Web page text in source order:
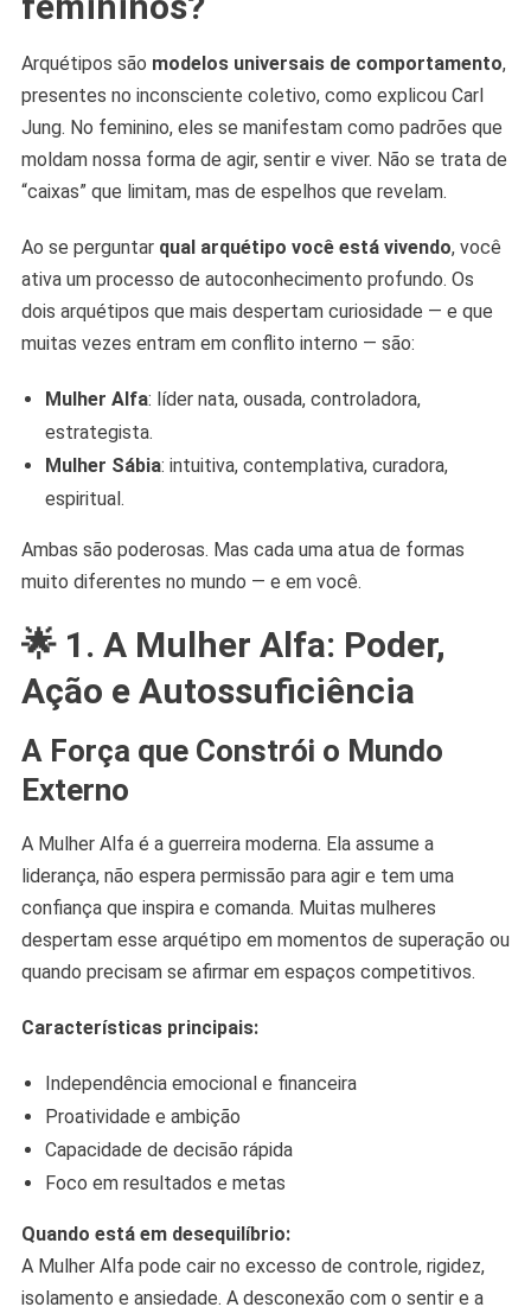
Arquétipos são modelos universais de comportamento,
presentes no inconsciente coletivo, como explicou Carl
Jung. No feminino, eles se manifestam como padrões que
moldam nossa forma de agir, sentir e viver. Não se trata de
“caixas” que limitam, mas de espelhos que revelam.
Ao se perguntar qual arquétipo você está vivendo, você
ativa um processo de autoconhecimento profundo. Os
dois arquétipos que mais despertam curiosidade — e que
muitas vezes entram em conflito interno — são:
Mulher Alfa: líder nata, ousada, controladora,
estrategista.
Mulher Sábia: intuitiva, contemplativa, curadora,
espiritual.
Ambas são poderosas. Mas cada uma atua de formas
muito diferentes no mundo — e em você.
🌟 1. A Mulher Alfa: Poder,
Ação e Autossuficiência
A Força que Constrói o Mundo
Externo
A Mulher Alfa é a guerreira moderna. Ela assume a
liderança, não espera permissão para agir e tem uma
confiança que inspira e comanda. Muitas mulheres
despertam esse arquétipo em momentos de superação ou
quando precisam se afirmar em espaços competitivos.
Características principais:
Independência emocional e financeira
Proatividade e ambição
Capacidade de decisão rápida
Foco em resultados e metas
Quando está em desequilíbrio:
A Mulher Alfa pode cair no excesso de controle, rigidez,
isolamento e ansiedade. A desconexão com o sentir e a